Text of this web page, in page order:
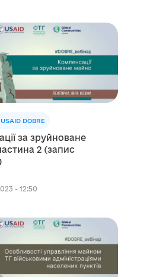
DOBRE
за зруйноване
2 (запис
- 12:50